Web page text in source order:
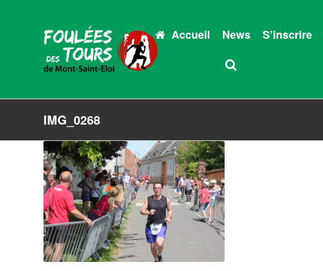
Accueil News S’inscrire
IMG_0268